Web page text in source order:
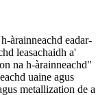
àrainneachd eadar-
leasachaidh a'
na h-àrainneachd"
uaine agus
metallization de a